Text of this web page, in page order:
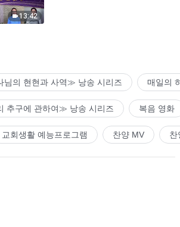
13:42
의 현현과 사역≫ 낭송 시리즈 매일의
구에 관하여≫ 낭송 시리즈 복음 영화
교회생활 예능프로그램 찬양 MV 찬